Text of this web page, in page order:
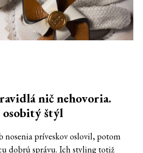
nič nehovoria.
osobitý štýl
nosenia príveskov oslovil, potom
dobrú správu. Ich styling totiž